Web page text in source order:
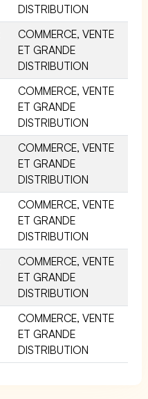
DISTRIBUTION
COMMERCE, VENTE
ET GRANDE
DISTRIBUTION
COMMERCE, VENTE
ET GRANDE
DISTRIBUTION
COMMERCE, VENTE
ET GRANDE
DISTRIBUTION
COMMERCE, VENTE
ET GRANDE
DISTRIBUTION
COMMERCE, VENTE
ET GRANDE
DISTRIBUTION
COMMERCE, VENTE
ET GRANDE
DISTRIBUTION